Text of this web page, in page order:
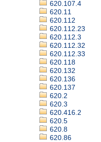
620.107.4
620.11
620.112
620.112.23
620.112.3
620.112.32
620.112.33
620.118
620.132
620.136
620.137
620.2
620.3
620.416.2
620.5
620.8
620.86